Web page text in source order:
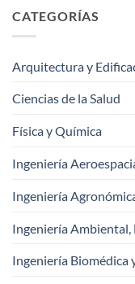
CATEGORÍAS
Arquitectura y
Ciencias de la Salud
Física y Química
Ingeniería
Ingeniería
Ingeniería Ambiental,
Ingeniería Biomédica